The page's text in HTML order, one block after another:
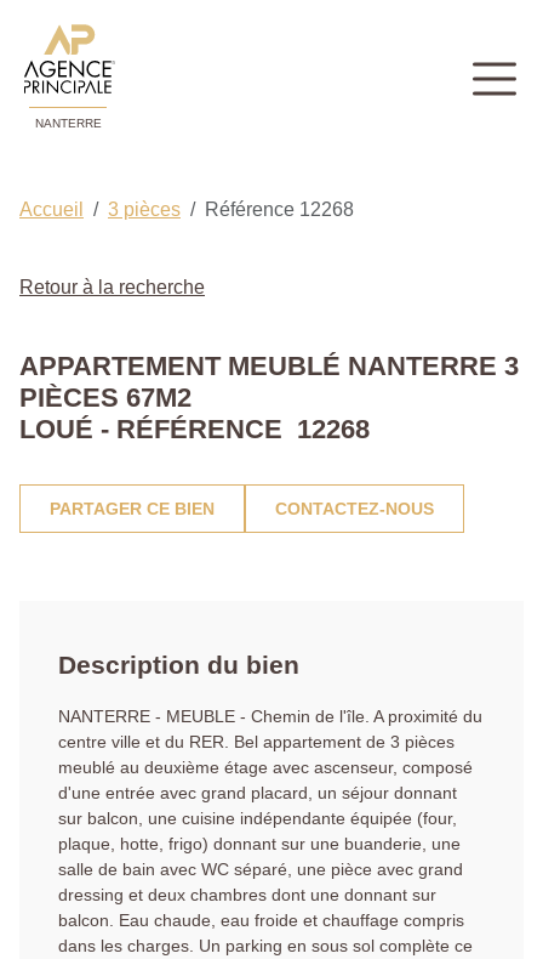
NANTERRE
Accueil 3 pièces Référence 12268
Retour à la recherche
APPARTEMENT MEUBLÉ NANTERRE 3
PIÈCES 67M2
LOUÉ - RÉFÉRENCE 12268
PARTAGER CE BIEN CONTACTEZ-NOUS
Description du bien
NANTERRE - MEUBLE - Chemin de l'île. A proximité du
centre ville et du RER. Bel appartement de 3 pièces
meublé au deuxième étage avec ascenseur, composé
d'une entrée avec grand placard, un séjour donnant
sur balcon, une cuisine indépendante équipée (four,
plaque, hotte, frigo) donnant sur une buanderie, une
salle de bain avec WC séparé, une pièce avec grand
dressing et deux chambres dont une donnant sur
balcon. Eau chaude, eau froide et chauffage compris
dans les charges. Un parking en sous sol complète ce